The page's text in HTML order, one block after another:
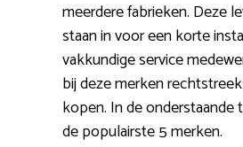
meerdere fabrieken. Deze
staan in voor een korte
vakkundige service
bij deze merken
kopen. In de
de populairste 5 merken.